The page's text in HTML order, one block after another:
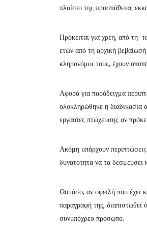
πλαίσιο της προσπάθειας
Πρόκειται για χρέη, από τη
ετών από τη αρχική
κληρονόμοι τους, έχουν
Αφορά για παράδειγμα
ολοκληρώθηκε η διαδικασία
εργασίες πτώχευσης αν
Ακόμη υπάρχουν
δυνατότητα να τα δεσμεύσει
Ωστόσο, αν οφειλή που έχει
παραγραφή της, διαπιστωθεί
συνυπόχρεο πρόσωπο.